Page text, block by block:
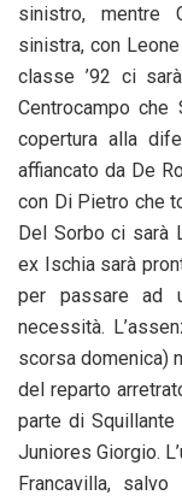
sinistro, mentre
sinistra, con
classe ’92 ci
Centrocampo
copertura alla
affiancato da De
con Di Pietro che
Del Sorbo ci sarà
ex Ischia sarà
per passare ad
necessità.
scorsa domenica)
del reparto
parte di
Juniores Giorgio.
Francavilla,